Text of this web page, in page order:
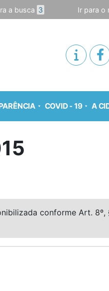
a busca 3 Ir para o
COVID - 19 A
conforme Art. 8º,